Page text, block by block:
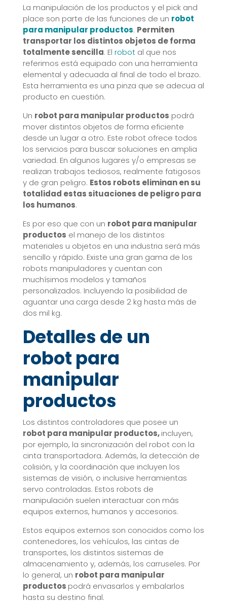
La manipulación de los productos y el pick and
place son parte de las funciones de un robot
para manipular productos. Permiten
transportar los distintos objetos de forma
totalmente sencilla. El robotal que nos
referimos está equipado con una herramienta
elemental y adecuada al final de todo el brazo.
Esta herramienta es una pinza que se adecua al
producto en cuestión.
Un robot para manipular productos podrá
mover distintos objetos de forma eficiente
desde un lugar a otro. Este robot ofrece todos
los servicios para buscar soluciones en amplia
variedad. En algunos lugares y/o empresas se
realizan trabajos tediosos, realmente fatigosos
y de gran peligro. Estos robots eliminan en su
totalidad estas situaciones de peligro para
los humanos.
Es por eso que con un robot para manipular
productos el manejo de los distintos
materiales u objetos en una industria será más
sencillo y rápido. Existe una gran gama de los
robots manipuladores y cuentan con
muchísimos modelos y tamaños
personalizados. Incluyendo la posibilidad de
aguantar una carga desde 2 kg hasta más de
dos mil kg.
Detalles de un
robot para
manipular
productos
Los distintos controladores que posee un
robot para manipular productos,incluyen,
por ejemplo, la sincronización del robot con la
cinta transportadora. Además, la detección de
colisión, y la coordinación que incluyen los
sistemas de visión, o inclusive herramientas
servo controladas. Estos robots de
manipulación suelen interactuar con más
equipos externos, humanos y accesorios.
Estos equipos externos son conocidos como los
contenedores, los vehículos, las cintas de
transportes, los distintos sistemas de
almacenamiento y, además, los carruseles. Por
lo general, un robot para manipular
productos podrá envasarlos y embalarlos
hasta su destino final.